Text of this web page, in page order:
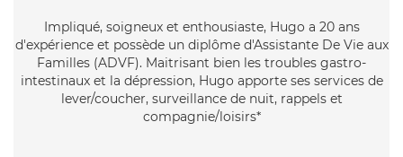
Impliqué, soigneux et enthousiaste, Hugo a 20 ans
d'expérience et possède un diplôme d'Assistante De Vie aux
Familles (ADVF). Maitrisant bien les troubles gastro-
intestinaux et la dépression, Hugo apporte ses services de
lever/coucher, surveillance de nuit, rappels et
compagnie/loisirs*